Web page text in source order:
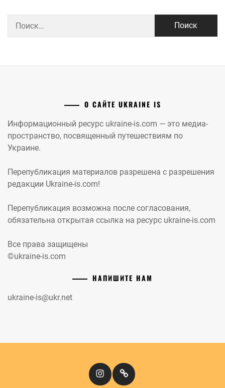
О САЙТЕ UKRAINE IS
Информационный ресурс ukraine-is.com — это медиа-
пространство, посвященный путешествиям по
Украине.
Перепубликация материалов разрешена с разрешения
редакции Ukraine-is.com!
Перепубликация возможна после согласования,
обязательна открытая ссылка на ресурс ukraine-is.com
Все права защищены
©ukraine-is.com
НАПИШИТЕ НАМ
ukraine-is@ukr.net
InstagramКіномандри